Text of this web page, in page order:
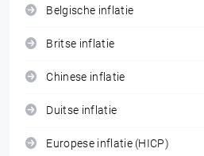
Belgische inflatie
Britse inflatie
Chinese inflatie
Duitse inflatie
Europese inflatie (HICP)